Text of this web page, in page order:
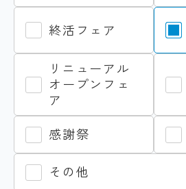
終活フェア
リニューアル
オープンフェ
ア
感謝祭
その他